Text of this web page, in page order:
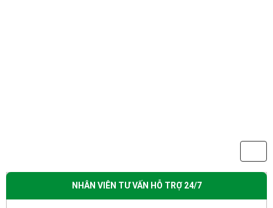
NHÂN VIÊN TƯ VẤN HỖ TRỢ 24/7